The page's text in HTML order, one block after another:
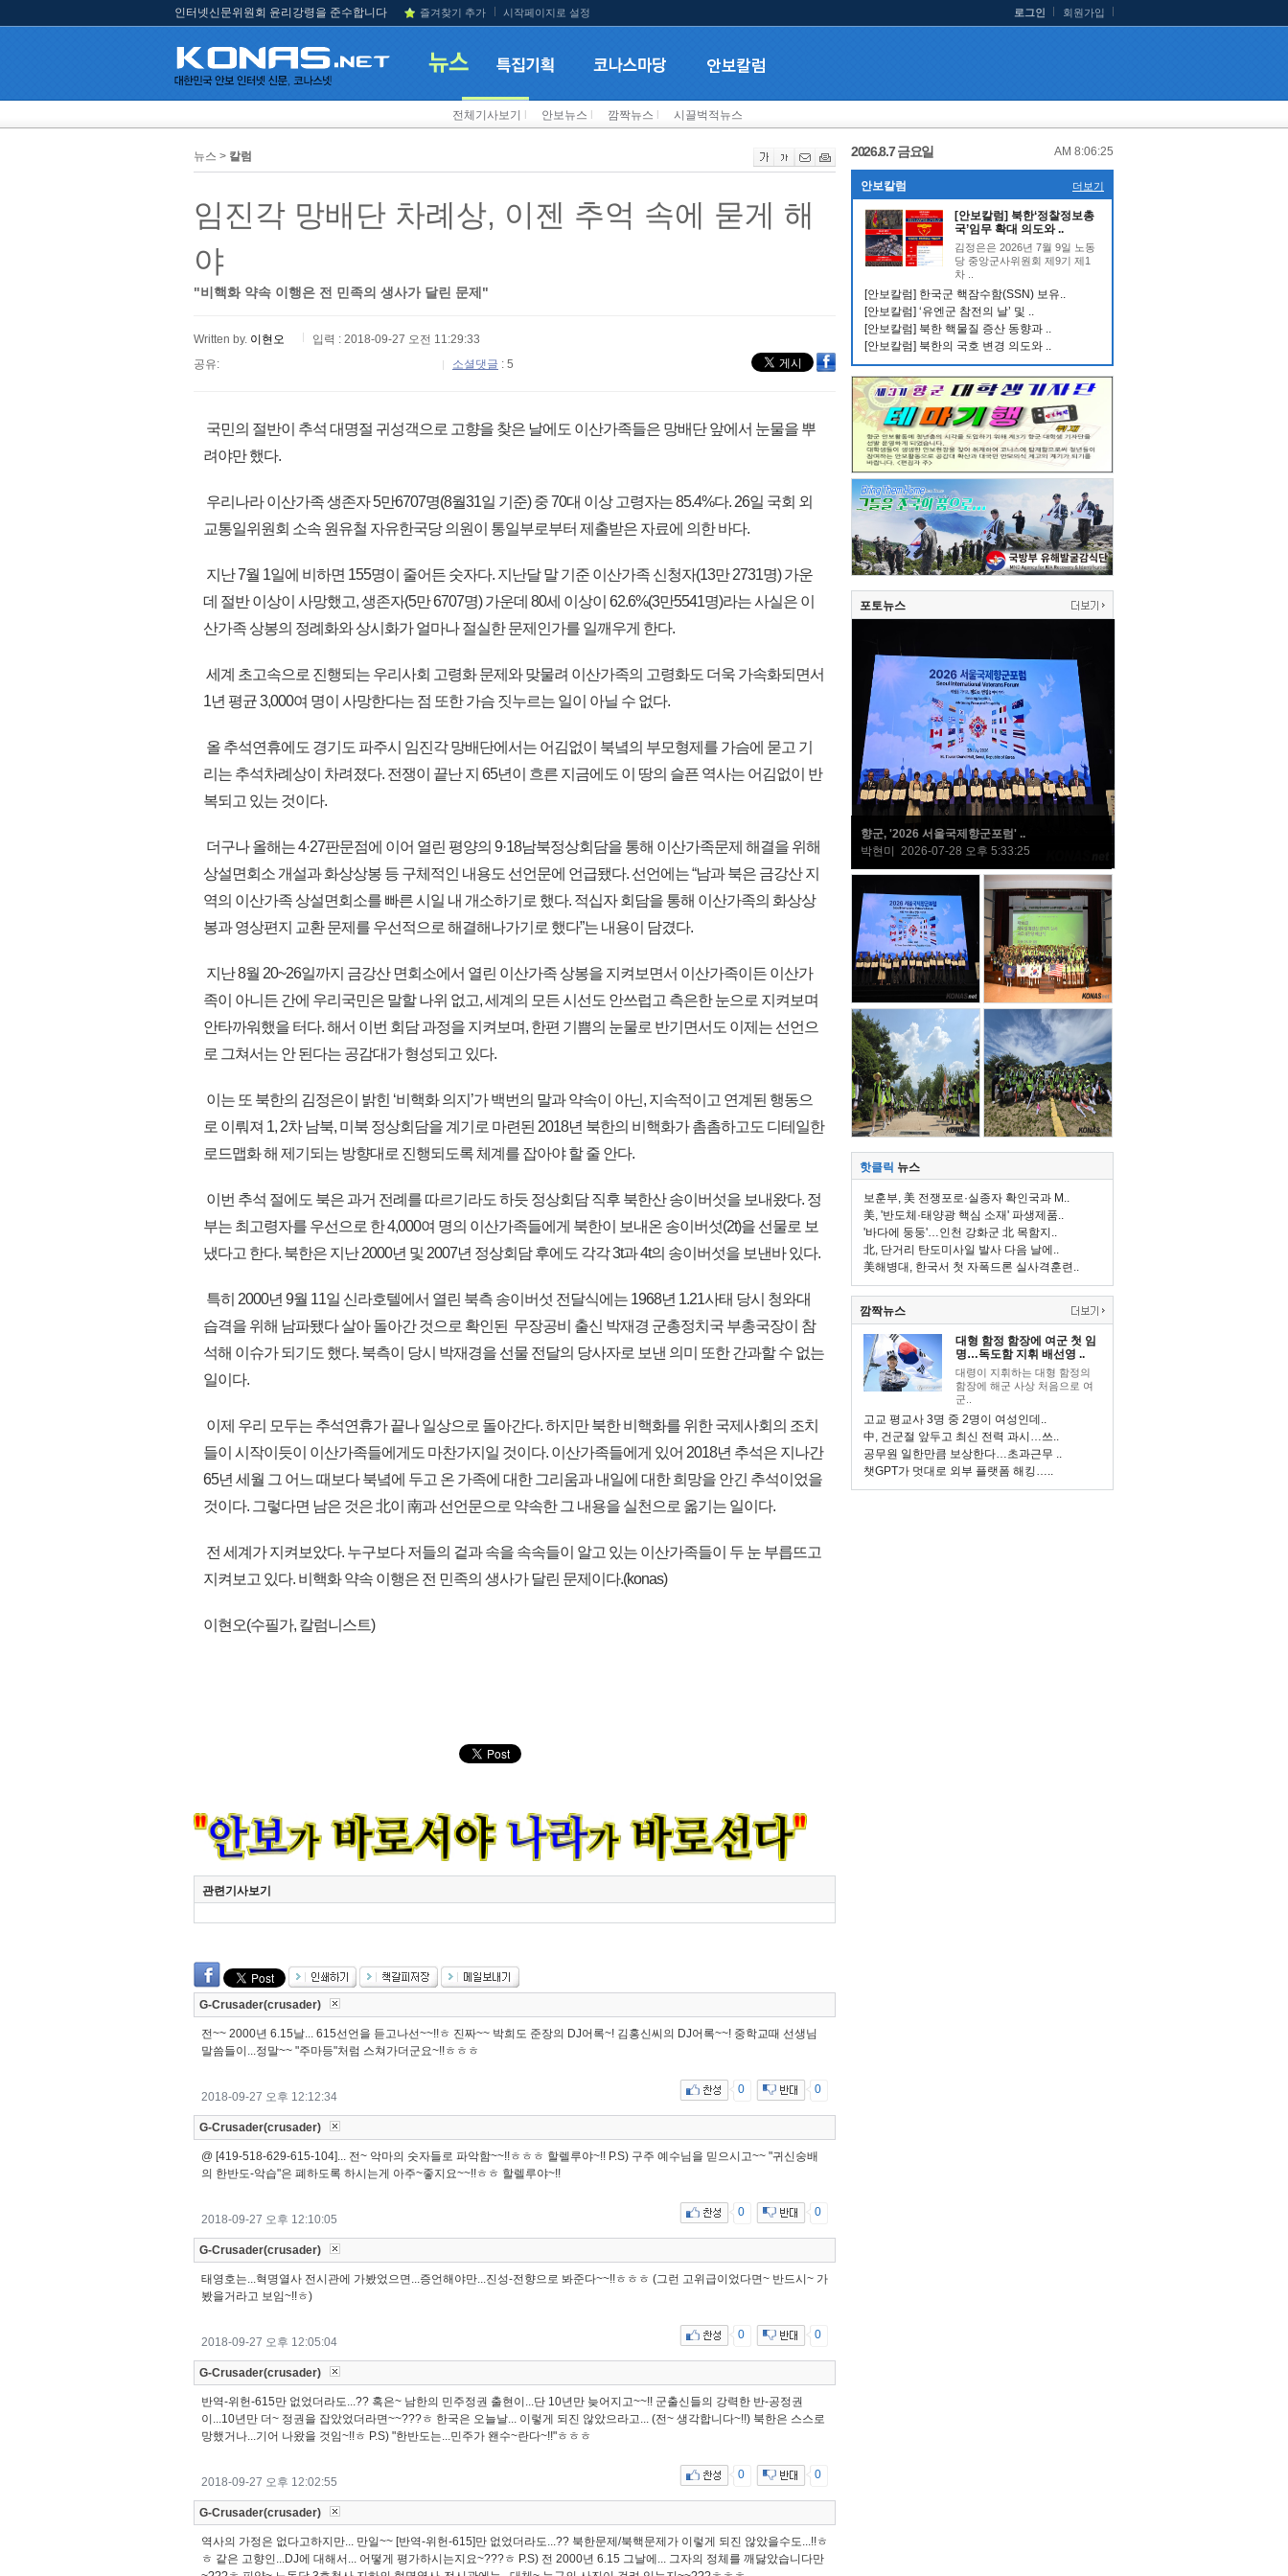
인터넷신문위원회 윤리강령을 준수합니다 즐겨찾기 추가 시작페이지로 설정 로그인 회원가입
전체기사보기 안보뉴스 깜짝뉴스 시끌벅적뉴스
뉴스 > 칼럼
임진각 망배단 차례상, 이젠 추억 속에 묻게 해
야
"비핵화 약속 이행은 전 민족의 생사가 달린 문제"
Written by. 이현오
입력 : 2018-09-27 오전 11:29:33
공유:
소셜댓글 : 5
국민의 절반이 추석 대명절 귀성객으로 고향을 찾은 날에도 이산가족들은 망배단 앞에서 눈물을 뿌
려야만 했다.
우리나라 이산가족 생존자 5만6707명(8월31일 기준) 중 70대 이상 고령자는 85.4%다. 26일 국회 외
교통일위원회 소속 원유철 자유한국당 의원이 통일부로부터 제출받은 자료에 의한 바다.
지난 7월 1일에 비하면 155명이 줄어든 숫자다. 지난달 말 기준 이산가족 신청자(13만 2731명) 가운
데 절반 이상이 사망했고, 생존자(5만 6707명) 가운데 80세 이상이 62.6%(3만5541명)라는 사실은 이
산가족 상봉의 정례화와 상시화가 얼마나 절실한 문제인가를 일깨우게 한다.
세계 초고속으로 진행되는 우리사회 고령화 문제와 맞물려 이산가족의 고령화도 더욱 가속화되면서
1년 평균 3,000여 명이 사망한다는 점 또한 가슴 짓누르는 일이 아닐 수 없다.
올 추석연휴에도 경기도 파주시 임진각 망배단에서는 어김없이 북녘의 부모형제를 가슴에 묻고 기
리는 추석차례상이 차려졌다. 전쟁이 끝난 지 65년이 흐른 지금에도 이 땅의 슬픈 역사는 어김없이 반
복되고 있는 것이다.
더구나 올해는 4·27판문점에 이어 열린 평양의 9·18남북정상회담을 통해 이산가족문제 해결을 위해
상설면회소 개설과 화상상봉 등 구체적인 내용도 선언문에 언급됐다. 선언에는 “남과 북은 금강산 지
역의 이산가족 상설면회소를 빠른 시일 내 개소하기로 했다. 적십자 회담을 통해 이산가족의 화상상
봉과 영상편지 교환 문제를 우선적으로 해결해나가기로 했다”는 내용이 담겼다.
지난 8월 20~26일까지 금강산 면회소에서 열린 이산가족 상봉을 지켜보면서 이산가족이든 이산가
족이 아니든 간에 우리국민은 말할 나위 없고, 세계의 모든 시선도 안쓰럽고 측은한 눈으로 지켜보며
안타까워했을 터다. 해서 이번 회담 과정을 지켜보며, 한편 기쁨의 눈물로 반기면서도 이제는 선언으
로 그쳐서는 안 된다는 공감대가 형성되고 있다.
이는 또 북한의 김정은이 밝힌 ‘비핵화 의지’가 백번의 말과 약속이 아닌, 지속적이고 연계된 행동으
로 이뤄져 1, 2차 남북, 미북 정상회담을 계기로 마련된 2018년 북한의 비핵화가 촘촘하고도 디테일한
로드맵화 해 제기되는 방향대로 진행되도록 체계를 잡아야 할 줄 안다.
이번 추석 절에도 북은 과거 전례를 따르기라도 하듯 정상회담 직후 북한산 송이버섯을 보내왔다. 정
부는 최고령자를 우선으로 한 4,000여 명의 이산가족들에게 북한이 보내온 송이버섯(2t)을 선물로 보
냈다고 한다. 북한은 지난 2000년 및 2007년 정상회담 후에도 각각 3t과 4t의 송이버섯을 보낸바 있다.
특히 2000년 9월 11일 신라호텔에서 열린 북측 송이버섯 전달식에는 1968년 1.21사태 당시 청와대
습격을 위해 남파됐다 살아 돌아간 것으로 확인된 무장공비 출신 박재경 군총정치국 부총국장이 참
석해 이슈가 되기도 했다. 북측이 당시 박재경을 선물 전달의 당사자로 보낸 의미 또한 간과할 수 없는
일이다.
이제 우리 모두는 추석연휴가 끝나 일상으로 돌아간다. 하지만 북한 비핵화를 위한 국제사회의 조치
들이 시작이듯이 이산가족들에게도 마찬가지일 것이다. 이산가족들에게 있어 2018년 추석은 지나간
65년 세월 그 어느 때보다 북녘에 두고 온 가족에 대한 그리움과 내일에 대한 희망을 안긴 추석이었을
것이다. 그렇다면 남은 것은 北이 南과 선언문으로 약속한 그 내용을 실천으로 옮기는 일이다.
전 세계가 지켜보았다. 누구보다 저들의 겉과 속을 속속들이 알고 있는 이산가족들이 두 눈 부릅뜨고
지켜보고 있다. 비핵화 약속 이행은 전 민족의 생사가 달린 문제이다.(konas)
이현오(수필가, 칼럼니스트)
관련기사보기
G-Crusader(crusader)
전~~ 2000년 6.15날... 615선언을 듣고나선~~!!ㅎ 진짜~~ 박희도 준장의 DJ어록~! 김홍신씨의 DJ어록~~! 중학교때 선생님
말씀들이...정말~~ "주마등"처럼 스쳐가더군요~!!ㅎㅎㅎ
2018-09-27 오후 12:12:34
0 0
G-Crusader(crusader)
@ [419-518-629-615-104]... 전~ 악마의 숫자들로 파악함~~!!ㅎㅎㅎ 할렐루야~!! P.S) 구주 예수님을 믿으시고~~ "귀신숭배
의 한반도-악습"은 폐하도록 하시는게 아주~좋지요~~!!ㅎㅎ 할렐루야~!!
2018-09-27 오후 12:10:05
0 0
G-Crusader(crusader)
태영호는...혁명열사 전시관에 가봤었으면...증언해야만...진성-전향으로 봐준다~~!!ㅎㅎㅎ (그런 고위급이었다면~ 반드시~ 가
봤을거라고 보임~!!ㅎ)
2018-09-27 오후 12:05:04
0 0
G-Crusader(crusader)
반역-위헌-615만 없었더라도...?? 혹은~ 남한의 민주정권 출현이...단 10년만 늦어지고~~!! 군출신들의 강력한 반-공정권
이...10년만 더~ 정권을 잡았었더라면~~???ㅎ 한국은 오늘날... 이렇게 되진 않았으라고... (전~ 생각합니다~!!) 북한은 스스로
망했거나...기어 나왔을 것임~!!ㅎ P.S) "한반도는...민주가 왠수~란다~!!"ㅎㅎㅎ
2018-09-27 오후 12:02:55
0 0
G-Crusader(crusader)
역사의 가정은 없다고하지만... 만일~~ [반역-위헌-615]만 없었더라도...?? 북한문제/북핵문제가 이렇게 되진 않았을수도...!!ㅎ
ㅎ 같은 고향인...DJ에 대해서... 어떻게 평가하시는지요~???ㅎ P.S) 전 2000년 6.15 그날에... 그자의 정체를 깨닳았습니다만
2026.8.7 금요일 AM 8:06:26
안보칼럼 더보기
[안보칼럼] 북한‘정찰정보총
국’임무 확대 의도와 ..
김정은은 2026년 7월 9일 노동
당 중앙군사위원회 제9기 제1
차 ..
[안보칼럼] 한국군 핵잠수함(SSN) 보유..
[안보칼럼] ‘유엔군 참전의 날’ 및 ..
[안보칼럼] 북한 핵물질 증산 동향과 ..
[안보칼럼] 북한의 국호 변경 의도와 ..
포토뉴스
향군, '2026 서울국제향군포럼' ..
박현미 2026-07-28 오후 5:33:25
핫클릭 뉴스
보훈부, 美 전쟁포로·실종자 확인국과 M..
美, '반도체·태양광 핵심 소재' 파생제품..
'바다에 둥둥'…인천 강화군 北 목함지..
北, 단거리 탄도미사일 발사 다음 날에..
美해병대, 한국서 첫 자폭드론 실사격훈련..
깜짝뉴스
대형 함정 함장에 여군 첫 임
명…독도함 지휘 배선영 ..
대령이 지휘하는 대형 함정의
함장에 해군 사상 처음으로 여
군..
고교 평교사 3명 중 2명이 여성인데..
中, 건군절 앞두고 최신 전력 과시…쓰..
공무원 일한만큼 보상한다…초과근무 ..
챗GPT가 멋대로 외부 플랫폼 해킹…..